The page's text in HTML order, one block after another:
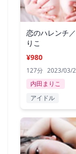
恋のハレンチ
りこ
¥980
127分 2023/03/
内田まりこ
アイドル